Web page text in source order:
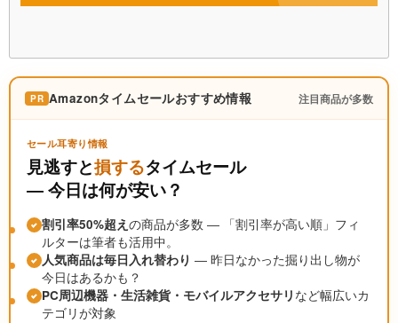
PR Amazonタイムセールおすすめ情報 注目商品が多数
セール耳寄り情報
見逃すと損するタイムセール
― 今日は何が安い？
割引率50%超え の商品が多数 ― 「割引率が高い順」フィ
ルターは筆者も活用中。
人気商品は毎日入れ替わり ― 昨日なかった掘り出し物が
今日はあるかも？
PC周辺機器・生活雑貨・モバイルアクセサリ など幅広いカ
テゴリが対象